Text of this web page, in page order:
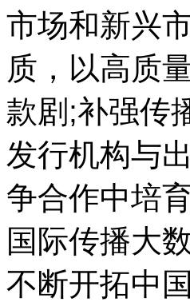
市场和新兴
质，以高质
款剧;补强传
发行机构与
争合作中培
国际传播大
不断开拓中